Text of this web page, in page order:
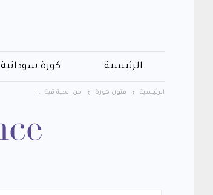
الرئيسية كورة سودانية
الرئيسية فنون كورة من الحبة قبة …!!